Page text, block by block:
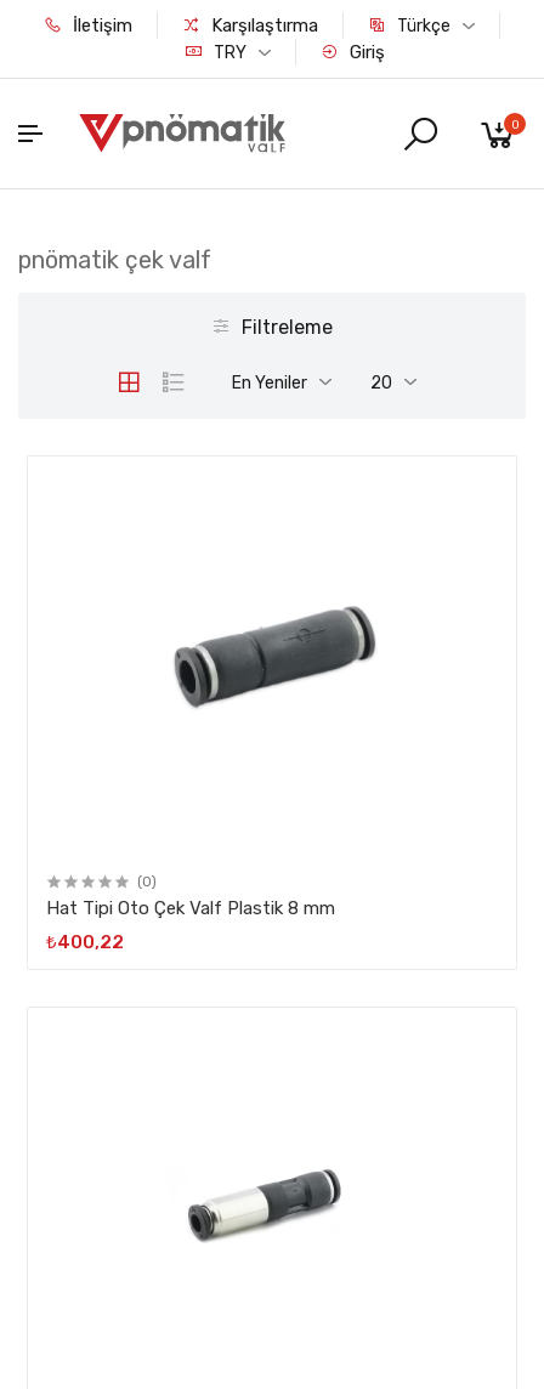
İletişim Karşılaştırma
Türkçe
TRY
Giriş
0
pnömatik çek valf
Filtreleme
En Yeniler 20
(0)
Hat Tipi Oto Çek Valf Plastik 8 mm
₺400,22